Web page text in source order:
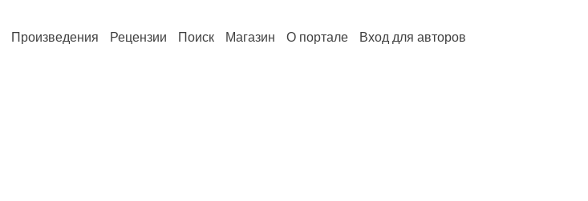
Произведения Рецензии Поиск Магазин О портале Вход для авторов